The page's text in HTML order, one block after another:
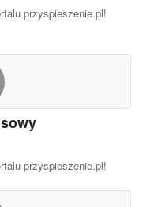
przyspieszenie.pl!
przyspieszenie.pl!